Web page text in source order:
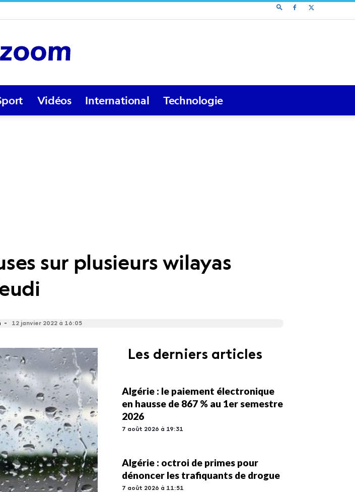
LezoomVidéos International Technologie
sur plusieurs wilayas
- 12 janvier 2022 à 16:05
Les derniers articles
Algérie : le paiement électronique
en hausse de 867 % au 1er semestre
2026
7 août 2026 à 19:31
Algérie : octroi de primes pour
dénoncer les trafiquants de drogue
7 août 2026 à 11:51